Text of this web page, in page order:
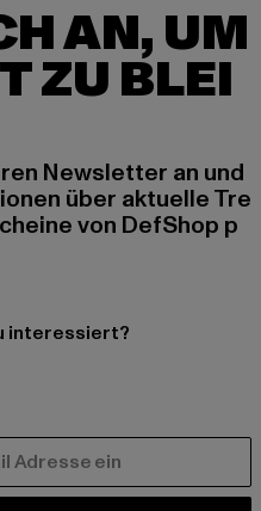
AN, UM
ZU BLEI
Newsletter an und
über aktuelle Tre
von DefShop p
interessiert?